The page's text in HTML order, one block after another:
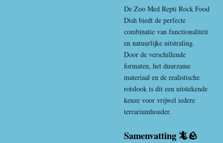
De Zoo Med Repti Rock Food
Dish biedt de perfecte
combinatie van functionaliteit
en natuurlijke uitstraling.
Door de verschillende
formaten, het duurzame
materiaal en de realistische
rotslook is dit een uitstekende
keuze voor vrijwel iedere
terrariumhouder.
Samenvatting 🦎🪨